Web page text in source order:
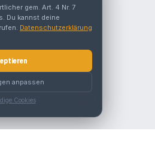
gem. Art. 4 Nr. 7
Du kannst deine
Datenschutzerklärung
anpassen
Cookies